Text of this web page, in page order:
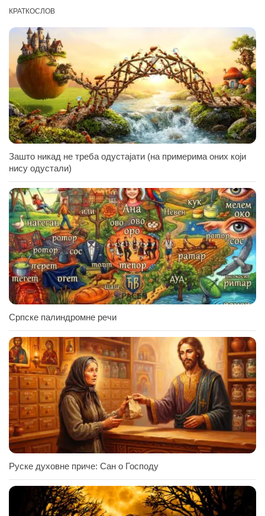
КРАТКОСЛОВ
Зашто никад не треба одустајати (на примерима оних који
нису одустали)
Српске палиндромне речи
Руске духовне приче: Сан о Господу